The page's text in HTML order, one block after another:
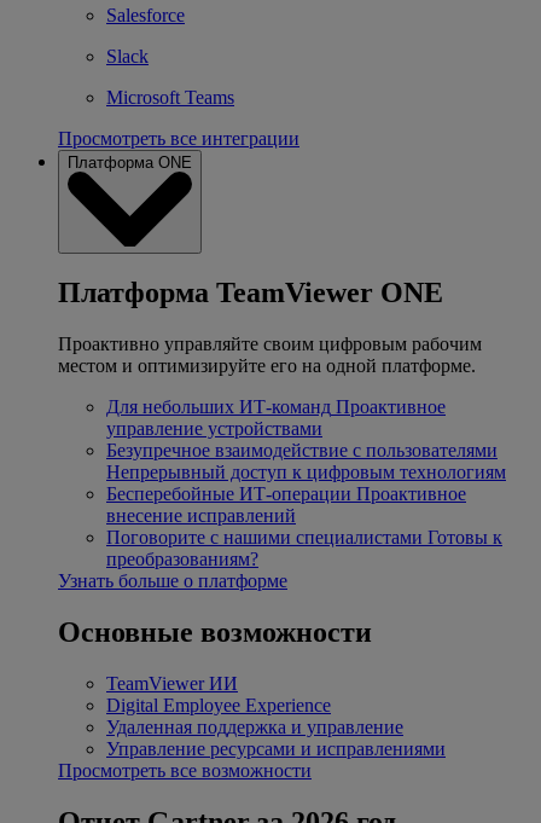
Salesforce
Slack
Microsoft Teams
Просмотреть все интеграции
Платформа ONE
Платформа TeamViewer ONE
Проактивно управляйте своим цифровым рабочим
местом и оптимизируйте его на одной платформе.
Для небольших ИТ-команд Проактивное
управление устройствами
Безупречное взаимодействие с пользователями
Непрерывный доступ к цифровым технологиям
Бесперебойные ИТ-операции Проактивное
внесение исправлений
Поговорите с нашими специалистами Готовы к
преобразованиям?
Узнать больше о платформе
Основные возможности
TeamViewer ИИ
Digital Employee Experience
Удаленная поддержка и управление
Управление ресурсами и исправлениями
Просмотреть все возможности